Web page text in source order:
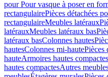
pour Pour vasque à poser en
rectangulairePièces détachées
rectangulaireMeubles latéraux
latérauxMeubles latéraux bas
latéraux basColonnes hautes
hautesColonnes mi-hautePièces
hauteArmoires hautes compactes
hautes compactesAutres